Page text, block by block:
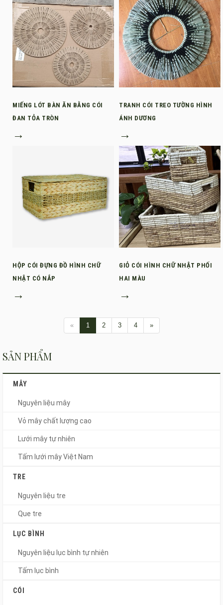
MIẾNG LÓT BÀN ĂN BẰNG CÓI
ĐAN TỎA TRÒN
→
TRANH CÓI TREO TƯỜNG HÌNH
ÁNH DƯƠNG
→
HỘP CÓI ĐỰNG ĐỒ HÌNH CHỮ
NHẬT CÓ NẮP
→
GIỎ CÓI HÌNH CHỮ NHẬT PHỐI
HAI MÀU
→
« 1 2 3 4 »
SẢN PHẨM
MÂY
Nguyên liệu mây
Vỏ mây chất lượng cao
Lưới mây tự nhiên
Tấm lưới mây Việt Nam
TRE
Nguyên liệu tre
Que tre
LỤC BÌNH
Nguyên liệu lục bình tự nhiên
Tấm lục bình
CÓI